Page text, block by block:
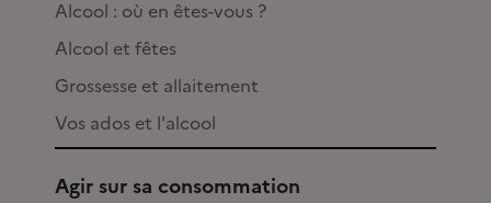
Alcool : où en êtes-vous ?
Alcool et fêtes
Grossesse et allaitement
Vos ados et l'alcool
Agir sur sa consommation